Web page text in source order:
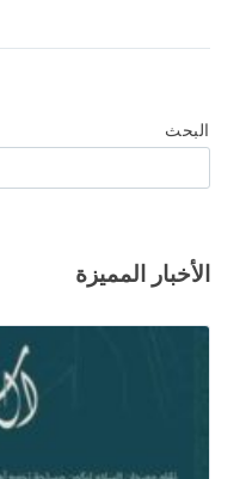
البحث
الأخبار المميزة